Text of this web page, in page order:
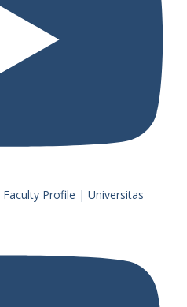
Profile | Universitas